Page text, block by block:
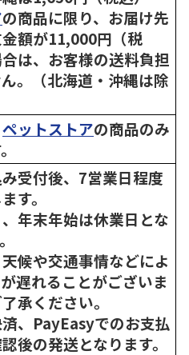
の商品に限り、お届け先
額が11,000円（税
は、お客様の送料負担
。（北海道・沖縄は除
ペットストアの商品のみ
受付後、7営業日程度
す。
年末年始は休業日とな
候や交通事情などによ
遅れることがございま
承ください。
、PayEasyでのお支払
後の発送となります。